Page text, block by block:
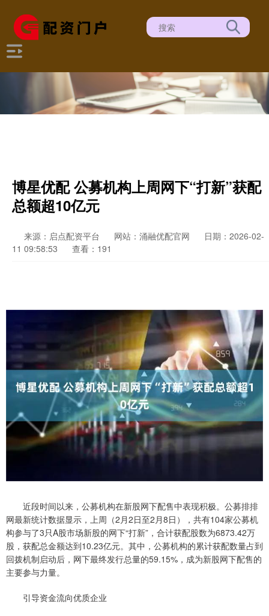
博星优配 公募机构上周网下“打新”获配
总额超10亿元
来源：启点配资平台 网站：涌融优配官网
日期：2026-02-
11 09:58:53
查看：191
近段时间以来，公募机构在新股网下配售中表现积极。公募排排
网最新统计数据显示，上周（2月2日至2月8日），共有104家公募机
构参与了3只A股市场新股的网下“打新”，合计获配股数为6873.42万
股，获配总金额达到10.23亿元。其中，公募机构的累计获配数量占到
回拨机制启动后，网下最终发行总量的59.15%，成为新股网下配售的
主要参与力量。
引导资金流向优质企业